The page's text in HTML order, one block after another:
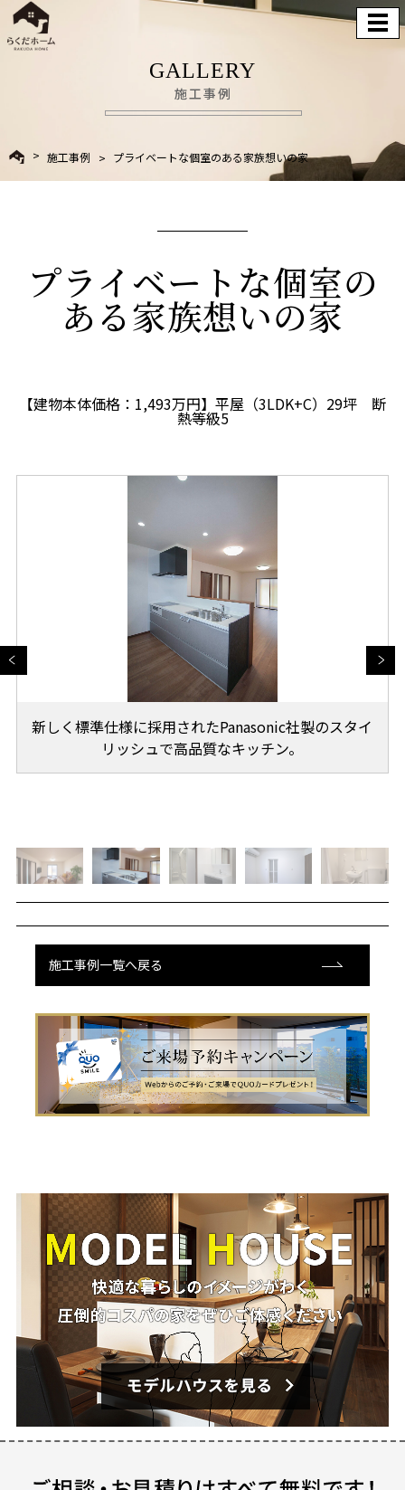
GALLERY
施工事例
施工事例 プライベートな個室のある家族想いの家
プライベートな個室の
ある家族想いの家
【建物本体価格：1,493万円】平屋（3LDK+C）29坪 断
熱等級5
新しく標準仕様に採用されたPanasonic社製のスタイ
リッシュで高品質なキッチン。
施工事例一覧へ戻る